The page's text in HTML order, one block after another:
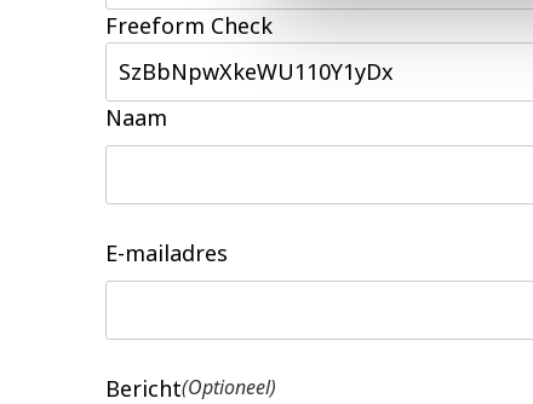
Freeform Check
Naam
E-mailadres
Bericht(Optioneel)